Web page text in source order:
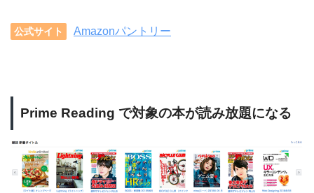
公式サイト Amazonパントリー
Prime Reading で対象の本が読み放題になる